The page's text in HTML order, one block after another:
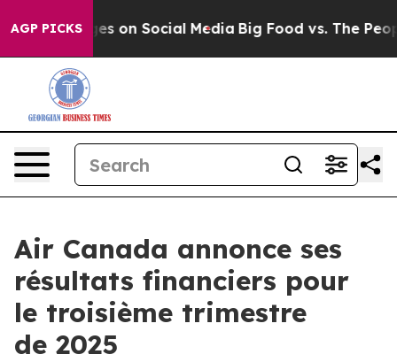
AGP PICKS
Social Media Big Food vs. The People. Big
Air Canada annonce ses
résultats financiers pour
le troisième trimestre
de 2025